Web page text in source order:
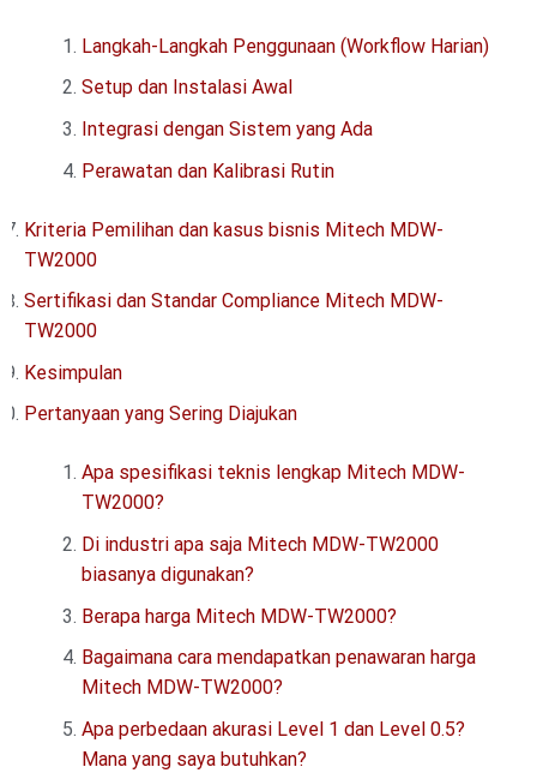
Langkah-Langkah Penggunaan (Workflow Harian)
Setup dan Instalasi Awal
Integrasi dengan Sistem yang Ada
Perawatan dan Kalibrasi Rutin
Kriteria Pemilihan dan kasus bisnis Mitech MDW-
TW2000
Sertifikasi dan Standar Compliance Mitech MDW-
TW2000
Kesimpulan
Pertanyaan yang Sering Diajukan
Apa spesifikasi teknis lengkap Mitech MDW-
TW2000?
Di industri apa saja Mitech MDW-TW2000
biasanya digunakan?
Berapa harga Mitech MDW-TW2000?
Bagaimana cara mendapatkan penawaran harga
Mitech MDW-TW2000?
Apa perbedaan akurasi Level 1 dan Level 0.5?
Mana yang saya butuhkan?